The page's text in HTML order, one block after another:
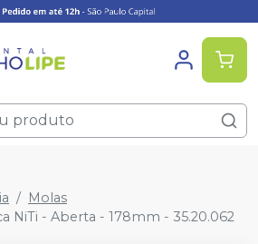
Molas
NiTi - Aberta - 178mm - 35.20.062